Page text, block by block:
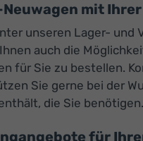
mit
unseren Lager- und
auch die
für Sie zu bestellen.
Sie gerne bei der
die Sie benötigen.
für